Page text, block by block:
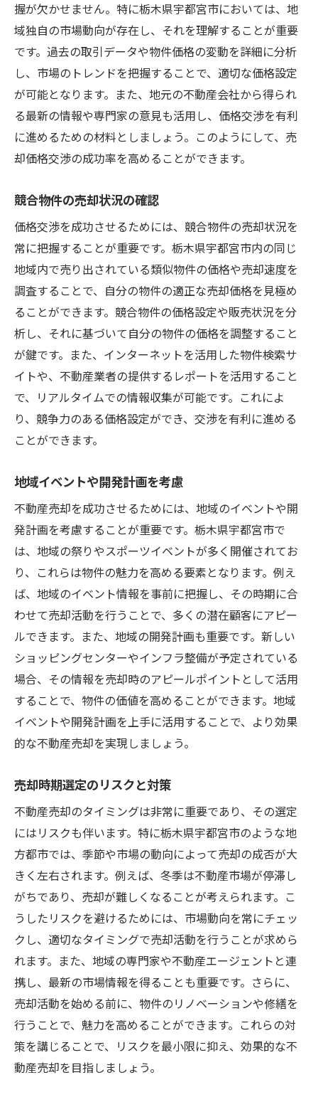
握が欠かせません。特に栃木県宇都宮市においては、地
域独自の市場動向が存在し、それを理解することが重要
です。過去の取引データや物件価格の変動を詳細に分析
し、市場のトレンドを把握することで、適切な価格設定
が可能となります。また、地元の不動産会社から得られ
る最新の情報や専門家の意見も活用し、価格交渉を有利
に進めるための材料としましょう。このようにして、売
却価格交渉の成功率を高めることができます。
競合物件の売却状況の確認
価格交渉を成功させるためには、競合物件の売却状況を
常に把握することが重要です。栃木県宇都宮市内の同じ
地域内で売り出されている類似物件の価格や売却速度を
調査することで、自分の物件の適正な売却価格を見極め
ることができます。競合物件の価格設定や販売状況を分
析し、それに基づいて自分の物件の価格を調整すること
が鍵です。また、インターネットを活用した物件検索サ
イトや、不動産業者の提供するレポートを活用すること
で、リアルタイムでの情報収集が可能です。これによ
り、競争力のある価格設定ができ、交渉を有利に進める
ことができます。
地域イベントや開発計画を考慮
不動産売却を成功させるためには、地域のイベントや開
発計画を考慮することが重要です。栃木県宇都宮市で
は、地域の祭りやスポーツイベントが多く開催されてお
り、これらは物件の魅力を高める要素となります。例え
ば、地域のイベント情報を事前に把握し、その時期に合
わせて売却活動を行うことで、多くの潜在顧客にアピー
ルできます。また、地域の開発計画も重要です。新しい
ショッピングセンターやインフラ整備が予定されている
場合、その情報を売却時のアピールポイントとして活用
することで、物件の価値を高めることができます。地域
イベントや開発計画を上手に活用することで、より効果
的な不動産売却を実現しましょう。
売却時期選定のリスクと対策
不動産売却のタイミングは非常に重要であり、その選定
にはリスクも伴います。特に栃木県宇都宮市のような地
方都市では、季節や市場の動向によって売却の成否が大
きく左右されます。例えば、冬季は不動産市場が停滞し
がちであり、売却が難しくなることが考えられます。こ
うしたリスクを避けるためには、市場動向を常にチェッ
クし、適切なタイミングで売却活動を行うことが求めら
れます。また、地域の専門家や不動産エージェントと連
携し、最新の市場情報を得ることも重要です。さらに、
売却活動を始める前に、物件のリノベーションや修繕を
行うことで、魅力を高めることができます。これらの対
策を講じることで、リスクを最小限に抑え、効果的な不
動産売却を目指しましょう。